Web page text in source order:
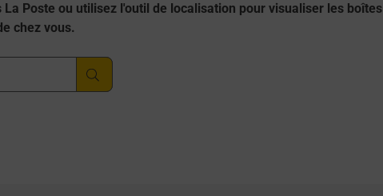
Poste ou utilisez l'outil de localisation pour visualiser les boîtes
chez vous.